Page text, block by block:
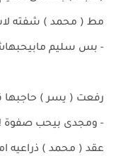
مط ( محمد ) شفته
- بس سليم
رفعت ( يسر ) حاجبها
- ومجدى بيحب صفوة !
عقد ( محمد ) ذراعيه